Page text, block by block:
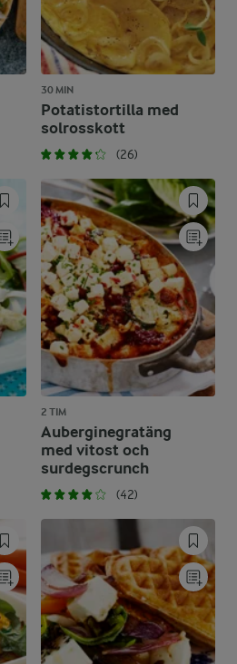
30 MIN
Potatistortilla med
solrosskott
(26)
2 TIM
Auberginegratäng
med vitost och
surdegscrunch
(42)